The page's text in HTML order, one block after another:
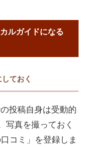
ルガイドになる
ておく
投稿自身は受動的
写真を撮っておく
コミ」を登録しま